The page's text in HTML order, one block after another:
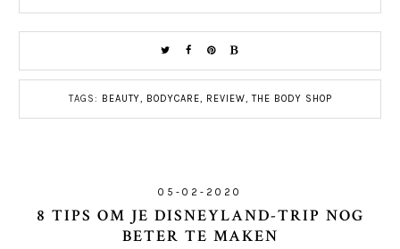
TAGS: BEAUTY, BODYCARE, REVIEW,THE BODY SHOP
05-02-2020
8 TIPS OM JE DISNEYLAND-TRIP NOG
BETER TE MAKEN